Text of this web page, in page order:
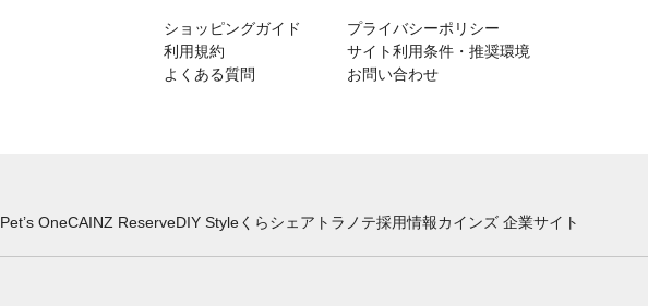
ショッピングガイド
利用規約
よくある質問
プライバシーポリシー
サイト利用条件・推奨環境
お問い合わせ
Pet’s OneCAINZ ReserveDIY Styleくらシェア トラノテ採用情報カインズ 企業サイト